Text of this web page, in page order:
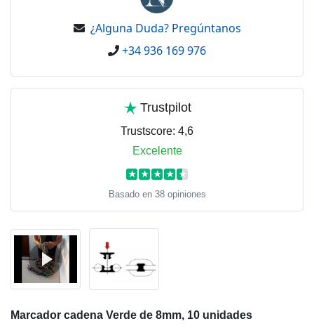
¿Alguna Duda? Pregúntanos
+34 936 169 976
Trustpilot
Trustscore: 4,6
Excelente
★ ★ ★ ★ ★
Basado en 38 opiniones
Marcador cadena Verde de 8mm, 10 unidades